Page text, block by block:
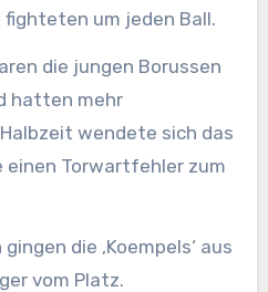
um jeden Ball.
die jungen Borussen
hatten mehr
wendete sich das
Torwartfehler zum
die ‚Koempels‘ aus
vom Platz.